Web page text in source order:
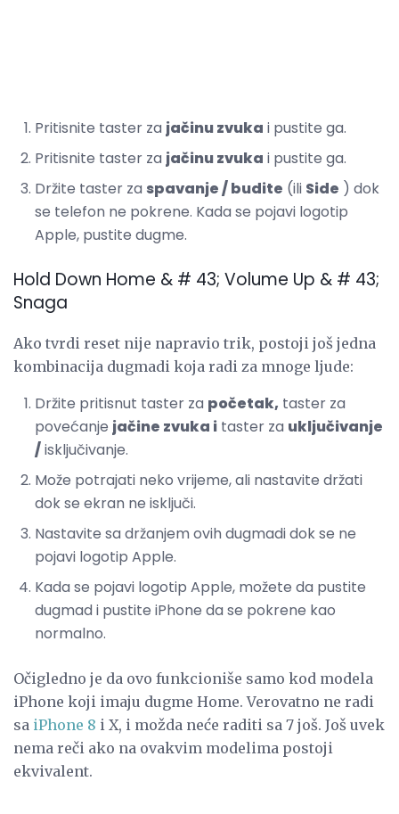
Pritisnite taster za jačinu zvuka i pustite ga.
Pritisnite taster za jačinu zvuka i pustite ga.
Držite taster za spavanje / budite (ili Side ) dok
se telefon ne pokrene. Kada se pojavi logotip
Apple, pustite dugme.
Hold Down Home & # 43; Volume Up & # 43;
Snaga
Ako tvrdi reset nije napravio trik, postoji još jedna
kombinacija dugmadi koja radi za mnoge ljude:
Držite pritisnut taster za početak, taster za
povećanje jačine zvuka i taster za uključivanje
/isključivanje.
Može potrajati neko vrijeme, ali nastavite držati
dok se ekran ne isključi.
Nastavite sa držanjem ovih dugmadi dok se ne
pojavi logotip Apple.
Kada se pojavi logotip Apple, možete da pustite
dugmad i pustite iPhone da se pokrene kao
normalno.
Očigledno je da ovo funkcioniše samo kod modela
iPhone koji imaju dugme Home. Verovatno ne radi
sa iPhone 8 i X, i možda neće raditi sa 7 još. Još uvek
nema reči ako na ovakvim modelima postoji
ekvivalent.